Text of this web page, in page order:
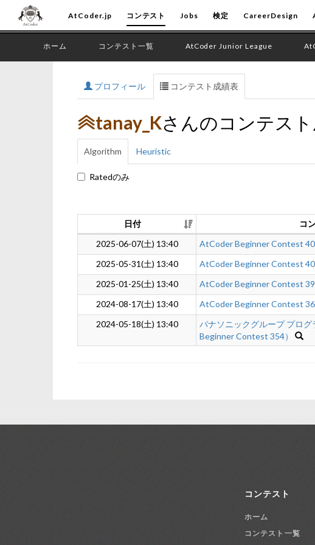
AtCoder.jp コンテスト Jobs 検定 CareerDesign
ホーム コンテスト一覧 AtCoder Junior League
プロフィール コンテスト成績表
tanay_Kさんのコンテス
Algorithm Heuristic
Ratedのみ
日付 コ
2025-06-07(土) 13:40
AtCoder Beginner Contest
2025-05-31(土) 13:40
AtCoder Beginner Contest
2025-01-25(土) 13:40
AtCoder Beginner Contest
2024-08-17(土) 13:40
AtCoder Beginner Contest
2024-05-18(土) 13:40
パナソニックグループ プロ
Beginner Contest 354）
コンテスト
ホーム
コンテスト一覧